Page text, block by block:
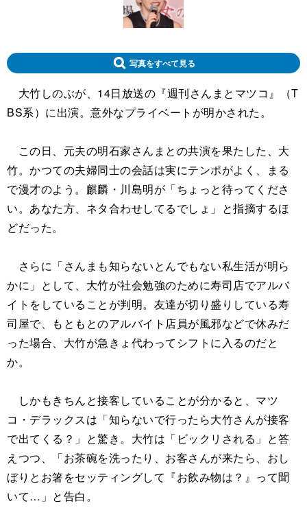
写真をすべて見る
大竹しのぶが、14日放送の『週刊さんまとマツコ』（T
BS系）に出演。意外なプライベートが明かされた。
この日、元夫の明石家さんまとの共演を果たした、大
竹。かつての夫婦同士の会話は実にテンポがよく、まる
で漫才のよう。麒麟・川島明が「ちょっと待ってくださ
い。あなた方、ネタ合わせしてるでしょ」と指摘するほ
どだった。
さらに「さんまも知らないとんでもない私生活が明ら
かに」として、大竹が社会勉強のために寿司店でアルバ
イトをしていることが判明。友達が切り盛りしている寿
司屋で、もともとのアルバイト店員が風邪などで休みだ
った場合、大竹が急きょ代わってシフトに入るのだと
か。
しかもきちんと接客していることが分かると、マツ
コ・デラックスは「知らないで行ったら大竹さんが接客
で出てくる？」と驚き。大竹は「ビックリされる」と答
えつつ、「お茶碗を洗ったり、お客さんが来たら、おし
ぼりとお箸をセッティングして『お飲み物は？』って聞
いて…」と告白。